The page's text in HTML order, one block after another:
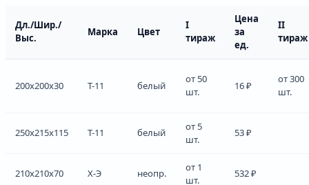
Дл./Шир./
Выс.
Марка Цвет
I
тираж
Цена
за
ед.
II
тираж
200x200x30 Т-11 белый
от 50
шт.
16 ₽
от 300
шт.
250x215x115 Т-11 белый
от 5
шт.
53 ₽
210x210x70 Х-Э неопр.
от 1
шт.
532 ₽